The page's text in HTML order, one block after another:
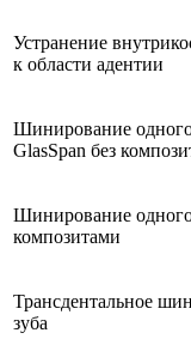
Устранение
к области адентии
Шинирование
GlasSpan без
Шинирование
композитами
Трансдентальное
зуба